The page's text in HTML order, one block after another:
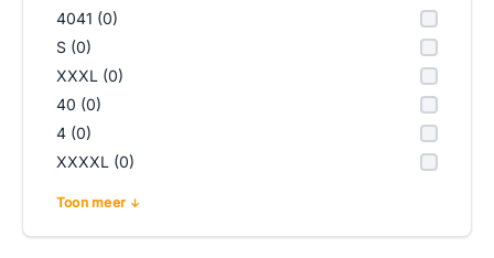
4041 (0)
S (0)
XXXL (0)
40 (0)
4 (0)
XXXXL (0)
Toon meer